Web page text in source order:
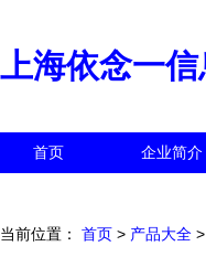
上海依念一信
首页 企业简介
当前位置： 首页 > 产品大全 >